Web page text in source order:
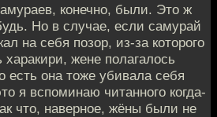
конечно, были. Это ж
Но в случае, если самурай
на себя позор, из-за которого
жене полагалось
есть она тоже убивала себя
я вспоминаю читанного когда-
что, наверное, жёны были не